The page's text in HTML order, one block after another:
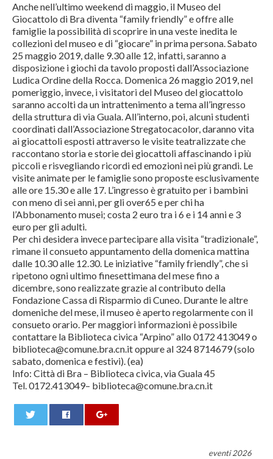
Anche nell’ultimo weekend di maggio, il Museo del
Giocattolo di Bra diventa “family friendly” e offre alle
famiglie la possibilità di scoprire in una veste inedita le
collezioni del museo e di “giocare” in prima persona. Sabato
25 maggio 2019, dalle 9.30 alle 12, infatti, saranno a
disposizione i giochi da tavolo proposti dall’Associazione
Ludica Ordine della Rocca. Domenica 26 maggio 2019, nel
pomeriggio, invece, i visitatori del Museo del giocattolo
saranno accolti da un intrattenimento a tema all’ingresso
della struttura di via Guala. All’interno, poi, alcuni studenti
coordinati dall’Associazione Stregatocacolor, daranno vita
ai giocattoli esposti attraverso le visite teatralizzate che
raccontano storia e storie dei giocattoli affascinando i più
piccoli e risvegliando ricordi ed emozioni nei più grandi. Le
visite animate per le famiglie sono proposte esclusivamente
alle ore 15.30 e alle 17. L’ingresso è gratuito per i bambini
con meno di sei anni, per gli over65 e per chi ha
l’Abbonamento musei; costa 2 euro tra i 6 e i 14 anni e 3
euro per gli adulti.
Per chi desidera invece partecipare alla visita “tradizionale”,
rimane il consueto appuntamento della domenica mattina
dalle 10.30 alle 12.30. Le iniziative “family friendly”, che si
ripetono ogni ultimo finesettimana del mese fino a
dicembre, sono realizzate grazie al contributo della
Fondazione Cassa di Risparmio di Cuneo. Durante le altre
domeniche del mese, il museo è aperto regolarmente con il
consueto orario. Per maggiori informazioni è possibile
contattare la Biblioteca civica “Arpino” allo 0172 413049 o
biblioteca@comune.bra.cn.it oppure al 324 8714679 (solo
sabato, domenica e festivi). (ea)
Info: Città di Bra – Biblioteca civica, via Guala 45
Tel. 0172.413049– biblioteca@comune.bra.cn.it
eventi 2026